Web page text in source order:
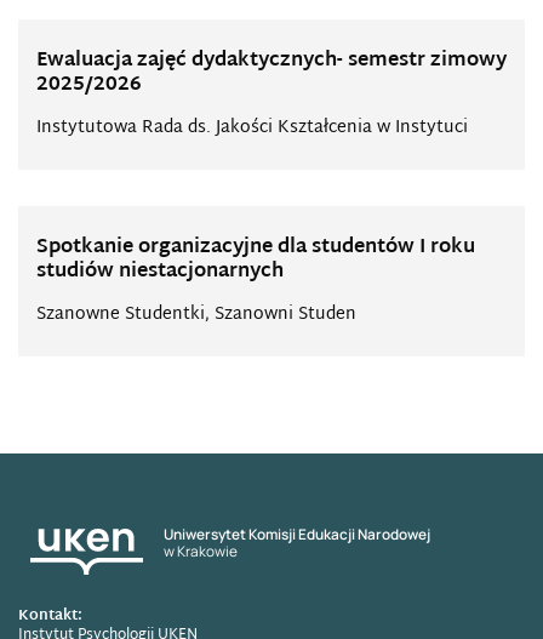
Ewaluacja zajęć dydaktycznych- semestr zimowy
2025/2026
Instytutowa Rada ds. Jakości Kształcenia w Instytuci
Spotkanie organizacyjne dla studentów I roku
studiów niestacjonarnych
Szanowne Studentki, Szanowni Studen
Uniwersytet Komisji Edukacji Narodowej
w Krakowie
Kontakt: